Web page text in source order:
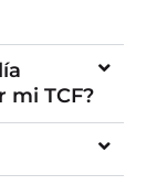
mi TCF?